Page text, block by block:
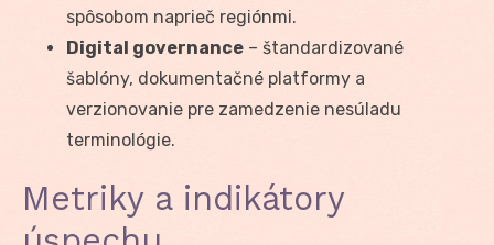
spôsobom naprieč regiónmi.
Digital governance – štandardizované
šablóny, dokumentačné platformy a
verzionovanie pre zamedzenie nesúladu
terminológie.
Metriky a indikátory